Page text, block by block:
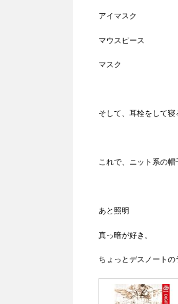
アイマスク
マウスピース
マスク
そして、耳栓をして寝
これで、ニット系の
あと照明
真っ暗が好き。
ちょっとデスノート